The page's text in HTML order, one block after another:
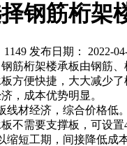
钢筋桁架
1149 发布日期： 2022-
筋桁架楼承板由钢筋
方便快捷，大大减少
，成本优势明显。
线材经济，综合价格低
不需要支撑板，可设
缩短工期，间接降低成